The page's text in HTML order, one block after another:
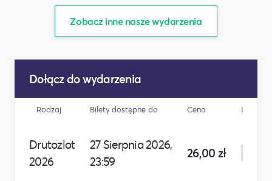
Zobacz inne nasze wydarzenia
Dołącz do wydarzenia
Rodzaj Bilety dostępne do Cena Liczba
Drutozlot
2026
27 Sierpnia 2026,
23:59
26,00 zł